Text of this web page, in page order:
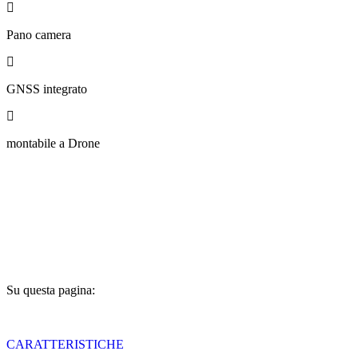
Pano camera
GNSS integrato
montabile a Drone
Su questa pagina:
CARATTERISTICHE